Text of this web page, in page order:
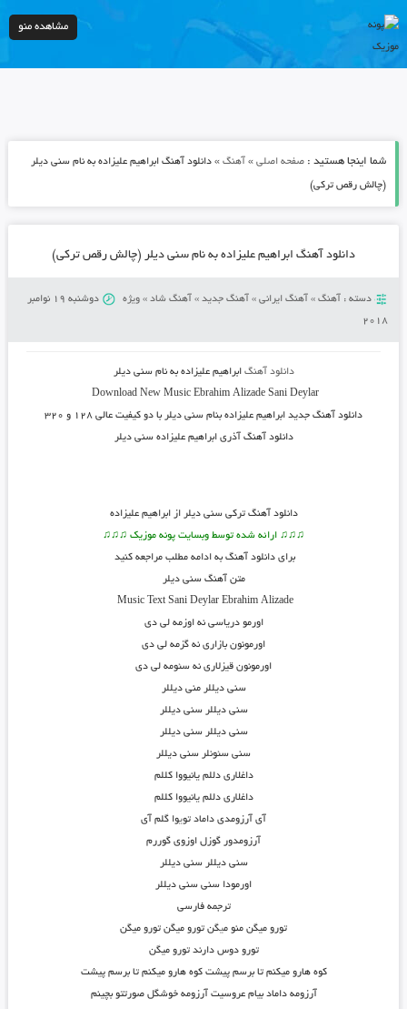
مشاهده منو
شما اینجا هستید : صفحه اصلی» آهنگ» دانلود آهنگ ابراهیم علیزاده به نام سنی دیلر
(چالش رقص ترکی)
دانلود آهنگ ابراهیم علیزاده به نام سنی دیلر (چالش رقص ترکی)
دسته : آهنگ» آهنگ ایرانی» آهنگ جدید» آهنگ شاد» ویژه
دوشنبه 19 نوامبر
2018
دانلود آهنگ ابراهیم علیزاده به نام سنی دیلر
Download New MusicEbrahim Alizade Sani Deylar
دانلود آهنگ جدیدابراهیم علیزاده بنام سنی دیلر با دو کیفیت عالی ۱۲۸ و ۳۲۰
دانلود آهنگ آذری ابراهیم علیزاده سنی دیلر
دانلود آهنگ ترکی سنی دیلر از ابراهیم علیزاده
♫♫♫ ارائه شده توسط وبسایت پونه موزیک ♫♫♫
برای دانلود آهنگ به ادامه مطلب مراجعه کنید
متن آهنگ سنی دیلر
Music Text Sani Deylar Ebrahim Alizade
اورمو دریاسی نه اوزمه لی دی
اورمونون بازاری نه گزمه لی دی
اورمونون قیزلاری نه سئومه لی دی
سنی دیللر منی دیللر
سنی دیللر سنی دیللر
سنی دیللر سنی دیللر
سنی سئونلر سنی دیللر
داغلاری دللم یانیووا کللم
داغلاری دللم یانیووا کللم
آی آرزومدی داماد تویوا گلم آی
آرزومدور گوزل اوزوی گوررم
سنی دیللر سنی دیللر
اورمودا سنی سنی دیللر
ترجمه فارسی
تورو میگن منو میگن تورو میگن تورو میگن
تورو دوس دارند تورو میگن
کوه هارو میکنم تا برسم پیشت کوه هارو میکنم تا برسم پیشت
آرزومه داماد بیام عروسیت آرزومه خوشگل صورتتو بچینم